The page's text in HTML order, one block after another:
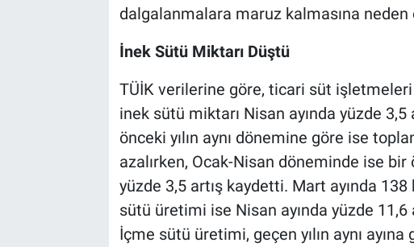
dalgalanmalara maruz kalmasına neden
İnek Sütü Miktarı Düştü
TÜİK verilerine göre, ticari süt
inek sütü miktarı Nisan ayında yüzde
önceki yılın aynı dönemine göre ise
azalırken, Ocak-Nisan döneminde ise bir
yüzde 3,5 artış kaydetti. Mart ayında
sütü üretimi ise Nisan ayında yüzde
İçme sütü üretimi, geçen yılın aynı